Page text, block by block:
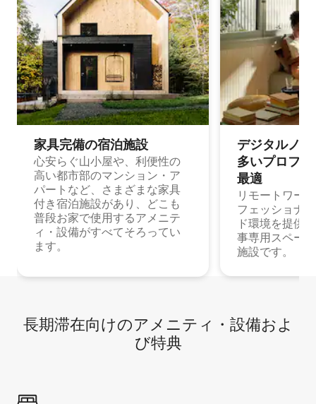
家具完備の宿⁠泊⁠施⁠設
心安らぐ山小屋や、利便性の
高い都市部のマンション・ア
パートなど、さまざまな家具
付き宿泊施設があり、どこも
普段お家で使用するアメニテ
ィ・設備がすべてそろってい
ます。
デジタルノ
多⁠いプ⁠ロ⁠フ⁠
最⁠適
リモートワー
フェッショナ
ド環境を提供
事専用スペー
施設です。
長期滞在向け⁠のア⁠メ⁠ニ⁠テ⁠ィ⁠・設⁠備⁠およ
び特⁠典